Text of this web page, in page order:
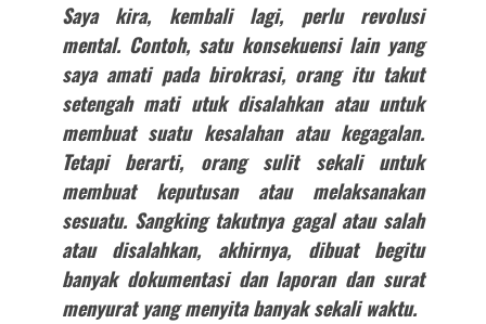
Saya kira, kembali lagi, perlu revolusi
mental. Contoh, satu konsekuensi lain yang
saya amati pada birokrasi, orang itu takut
setengah mati utuk disalahkan atau untuk
membuat suatu kesalahan atau kegagalan.
Tetapi berarti, orang sulit sekali untuk
membuat keputusan atau melaksanakan
sesuatu. Sangking takutnya gagal atau salah
atau disalahkan, akhirnya, dibuat begitu
banyak dokumentasi dan laporan dan surat
menyurat yang menyita banyak sekali waktu.